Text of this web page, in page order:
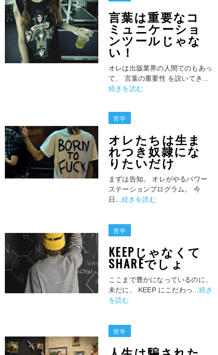
言葉は重要なコ
ミュニケーショ
ンツールじゃな
い！
オレは出版業界の人間てのもあっ
て、 言葉の重要性 を説いてき...
続きを読む
哲学
オレたちは生ま
れつき奴隷にな
りたいだけ
まずは告知。 オレがやるパワー
ステーションプログラム。 今
日... 続きを読む
哲学
KEEPじゃなくて
SHAREでしょ
ここまで豊かになっているのに、
未だに、 KEEP にこだわっ... 続き
を読む
哲学